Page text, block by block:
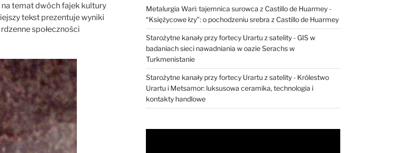
na temat dwóch fajek kultury
tekst prezentuje wyniki
społeczności
Metalurgia Wari: tajemnica surowca z Castillo de Huarmey-
“Księżycowe łzy”: o pochodzeniu srebra z Castillo de Huarmey
Starożytne kanały przy fortecy Urartu z satelity- GIS w
badaniach sieci nawadniania w oazie Serachs w
Turkmenistanie
Starożytne kanały przy fortecy Urartu z satelity- Królestwo
Urartu i Metsamor: luksusowa ceramika, technologia i
kontakty handlowe